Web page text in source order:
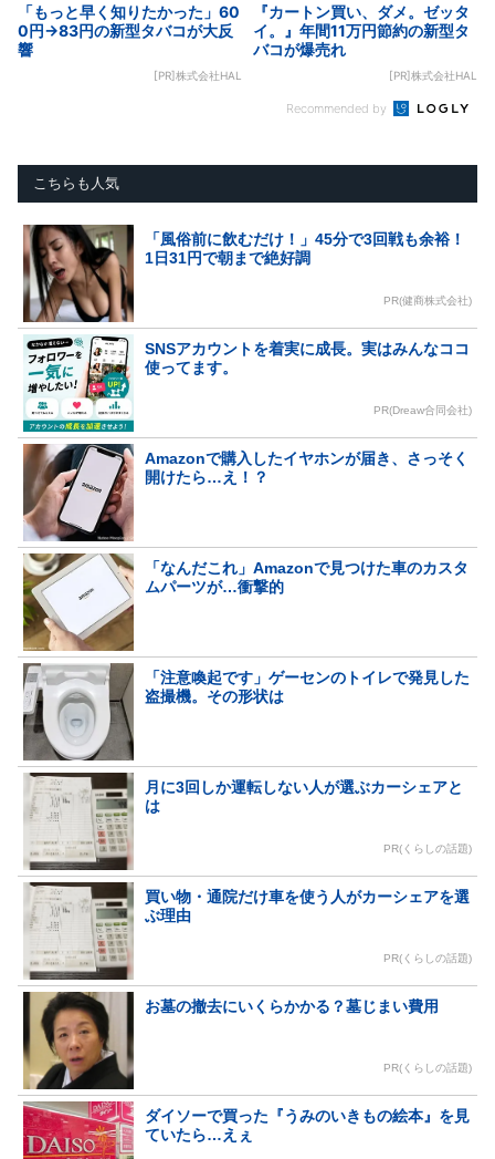
「もっと早く知りたかった」60
0円→83円の新型タバコが大反
響
[PR]株式会社HAL
『カートン買い、ダメ。ゼッタ
イ。』年間11万円節約の新型タ
バコが爆売れ
[PR]株式会社HAL
Recommended by
こちらも人気
「風俗前に飲むだけ！」45分で3回戦も余裕！
1日31円で朝まで絶好調
PR(健商株式会社)
SNSアカウントを着実に成長。実はみんなココ
使ってます。
PR(Dreaw合同会社)
Amazonで購入したイヤホンが届き、さっそく
開けたら…え！？
「なんだこれ」Amazonで見つけた車のカスタ
ムパーツが…衝撃的
「注意喚起です」ゲーセンのトイレで発見した
盗撮機。その形状は
月に3回しか運転しない人が選ぶカーシェアと
は
PR(くらしの話題)
買い物・通院だけ車を使う人がカーシェアを選
ぶ理由
PR(くらしの話題)
お墓の撤去にいくらかかる？墓じまい費用
PR(くらしの話題)
ダイソーで買った『うみのいきもの絵本』を見
ていたら…えぇ